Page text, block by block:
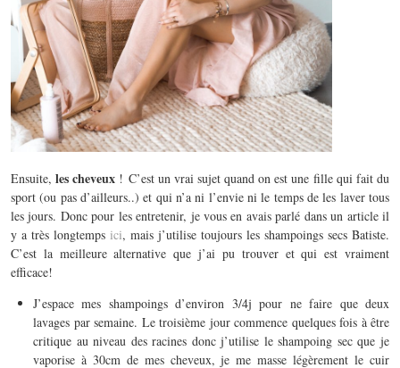
Ensuite,les cheveux ! C’est un vrai sujet quand on est une fille qui fait du
sport (ou pas d’ailleurs..) et qui n’a ni l’envie ni le temps de les laver tous
les jours. Donc pour les entretenir, je vous en avais parlé dans un article il
y a très longtemps ici, mais j’utilise toujours les shampoings secs Batiste.
C’est la meilleure alternative que j’ai pu trouver et qui est vraiment
efficace!
J’espace mes shampoings d’environ 3/4j pour ne faire que deux
lavages par semaine. Le troisième jour commence quelques fois à être
critique au niveau des racines donc j’utilise le shampoing sec que je
vaporise à 30cm de mes cheveux, je me masse légèrement le cuir